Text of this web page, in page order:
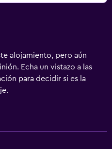
alojamiento, pero aún
Echa un vistazo a las
para decidir si es la